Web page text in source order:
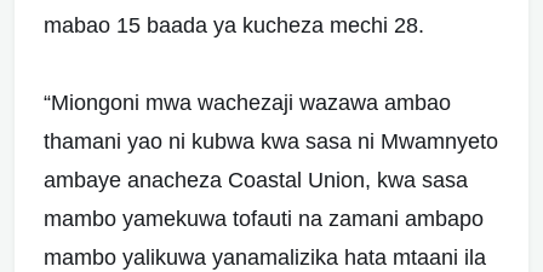
mabao 15 baada ya kucheza mechi 28.
“Miongoni mwa wachezaji wazawa ambao
thamani yao ni kubwa kwa sasa ni Mwamnyeto
ambaye anacheza Coastal Union, kwa sasa
mambo yamekuwa tofauti na zamani ambapo
mambo yalikuwa yanamalizika hata mtaani ila